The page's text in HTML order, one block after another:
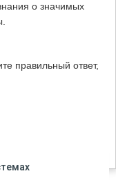
о значимых
правильный ответ,